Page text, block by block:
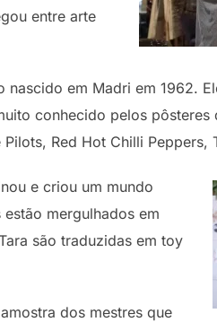
entre arte
em Madri em 1962.
conhecido pelos
Red Hot Chilli Peppers,
e criou um mundo
mergulhados em
são traduzidas em toy
dos mestres que